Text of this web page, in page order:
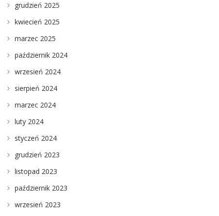
grudzień 2025
kwiecień 2025
marzec 2025
październik 2024
wrzesień 2024
sierpień 2024
marzec 2024
luty 2024
styczeń 2024
grudzień 2023
listopad 2023
październik 2023
wrzesień 2023